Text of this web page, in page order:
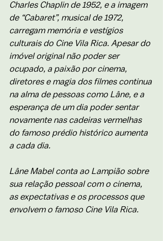
Charles Chaplin de 1952, e a imagem
de “Cabaret”, musical de 1972,
carregam memória e vestígios
culturais do Cine Vila Rica. Apesar do
imóvel original não poder ser
ocupado, a paixão por cinema,
diretores e magia dos filmes continua
na alma de pessoas como Lâne, e a
esperança de um dia poder sentar
novamente nas cadeiras vermelhas
do famoso prédio histórico aumenta
a cada dia.
Lâne Mabel conta ao Lampião sobre
sua relação pessoal com o cinema,
as expectativas e os processos que
envolvem o famoso Cine Vila Rica.